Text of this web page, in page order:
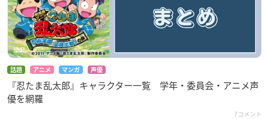
話題 アニメ マンガ 声優
『忍たま乱太郎』キャラクター一覧 学年・委員会・アニメ声
優を網羅
7コメント